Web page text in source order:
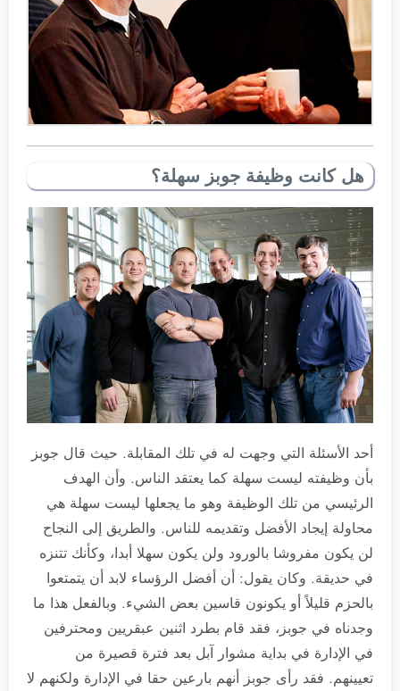
هل كانت وظيفة جوبز سهلة؟
أحد الأسئلة التي وجهت له في تلك المقابلة. حيث قال جوبز
بأن وظيفته ليست سهلة كما يعتقد الناس. وأن الهدف
الرئيسي من تلك الوظيفة وهو ما يجعلها ليست سهلة هي
محاولة إيجاد الأفضل وتقديمه للناس. والطريق إلى النجاح
لن يكون مفروشا بالورود ولن يكون سهلا أبدا، وكأنك تتنزه
في حديقة. وكان يقول: أن أفضل الرؤساء لابد أن يتمتعوا
بالحزم قليلاً أو يكونون قاسين بعض الشيء. وبالفعل هذا ما
وجدناه في جوبز، فقد قام بطرد اثنين عبقريين ومحترفين
في الإدارة في بداية مشوار آبل بعد فترة قصيرة من
تعيينهم. فقد رأى جوبز أنهم بارعين حقا في الإدارة ولكنهم لا